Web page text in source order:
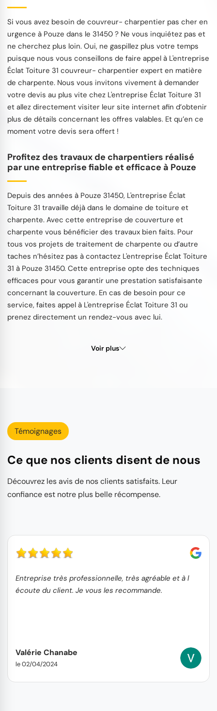
Si vous avez besoin de couvreur- charpentier pas cher en
urgence à Pouze dans le 31450 ? Ne vous inquiétez pas et
ne cherchez plus loin. Oui, ne gaspillez plus votre temps
puisque nous vous conseillons de faire appel à L'entreprise
Éclat Toiture 31 couvreur- charpentier expert en matière
de charpente. Nous vous invitons vivement à demander
votre devis au plus vite chez L'entreprise Éclat Toiture 31
et allez directement visiter leur site internet afin d’obtenir
plus de détails concernant les offres valables. Et qu’en ce
moment votre devis sera offert !
Profitez des travaux de charpentiers réalisé
par une entreprise fiable et efficace à Pouze
Depuis des années à Pouze 31450, L'entreprise Éclat
Toiture 31 travaille déjà dans le domaine de toiture et
charpente. Avec cette entreprise de couverture et
charpente vous bénéficier des travaux bien faits. Pour
tous vos projets de traitement de charpente ou d’autre
taches n’hésitez pas à contactez L'entreprise Éclat Toiture
31 à Pouze 31450. Cette entreprise opte des techniques
efficaces pour vous garantir une prestation satisfaisante
concernant la couverture. En cas de besoin pour ce
service, faites appel à L'entreprise Éclat Toiture 31 ou
prenez directement un rendez-vous avec lui.
Voir plus
Témoignages
Ce que nos clients disent de nous
Découvrez les avis de nos clients satisfaits. Leur
confiance est notre plus belle récompense.
Entreprise très professionnelle, très agréable et à l
écoute du client. Je vous les recommande.
Valérie Chanabe
le 02/04/2024